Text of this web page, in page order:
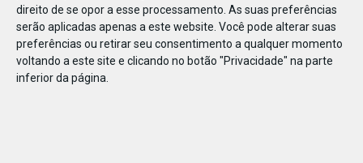
direito de se opor a esse processamento. As suas preferências
serão aplicadas apenas a este website. Você pode alterar suas
preferências ou retirar seu consentimento a qualquer momento
voltando a este site e clicando no botão "Privacidade" na parte
inferior da página.